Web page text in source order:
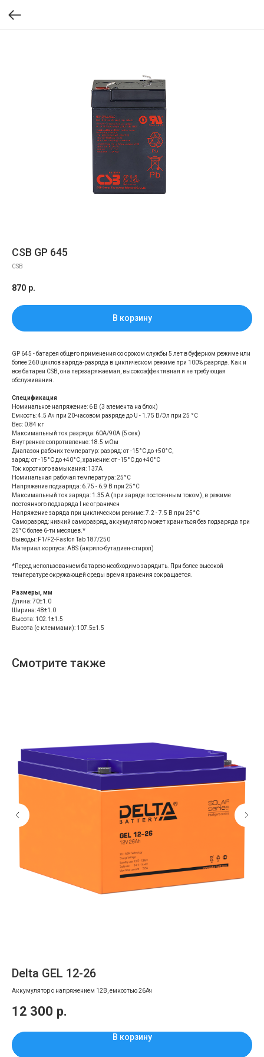
CSB GP 645
CSB
870 р.
В корзину
GP 645 - батарея общего применения со сроком службы 5 лет в буферном режиме или
более 260 циклов заряда-разряда в циклическом режиме при 100% разряде. Как и
все батареи CSB, она перезаряжаемая, высокоэффективная и не требующая
обслуживания.
Спецификация
Номинальное напряжение: 6 В (3 элемента на блок)
Емкость: 4.5 Aч при 20-часовом разряде до U - 1.75 В/Эл при 25 °С
Вес: 0.84 кг
Максимальный ток разряда: 60A/90A (5 сек)
Внутреннее сопротивление: 18.5 мОм
Диапазон рабочих температур: разряд: от -15°С до +50°С,
заряд: от -15°С до +40°С, хранение: от -15°С до +40°С
Ток короткого замыкания: 137А
Номинальная рабочая температура: 25°С
Напряжение подзаряда: 6.75 - 6.9 В при 25°С
Максимальный ток заряда: 1.35 A (при заряде постоянным током), в режиме
постоянного подзаряда I не ограничен
Напряжение заряда при циклическом режиме: 7.2 - 7.5 В при 25°С
Саморазряд: низкий саморазряд, аккумулятор может храниться без подзаряда при
25°С более 6-ти месяцев.*
Выводы: F1/F2-Faston Tab 187/250
Материал корпуса: ABS (акрило-бутадиен-стирол)
*Перед использованием батарею необходимо зарядить. При более высокой
температуре окружающей среды время хранения сокращается.
Размеры, мм
Длина: 70±1.0
Ширина: 48±1.0
Высота: 102.1±1.5
Высота (с клеммами): 107.5±1.5
Смотрите также
Delta GEL 12-26
Аккумулятор с напряжением 12В, емкостью 26Ач
12 300 р.
В корзину